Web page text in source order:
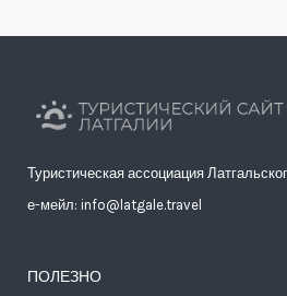
Туристическая ассоциация
е-мейл: info@latgale.travel
ПОЛЕЗНО